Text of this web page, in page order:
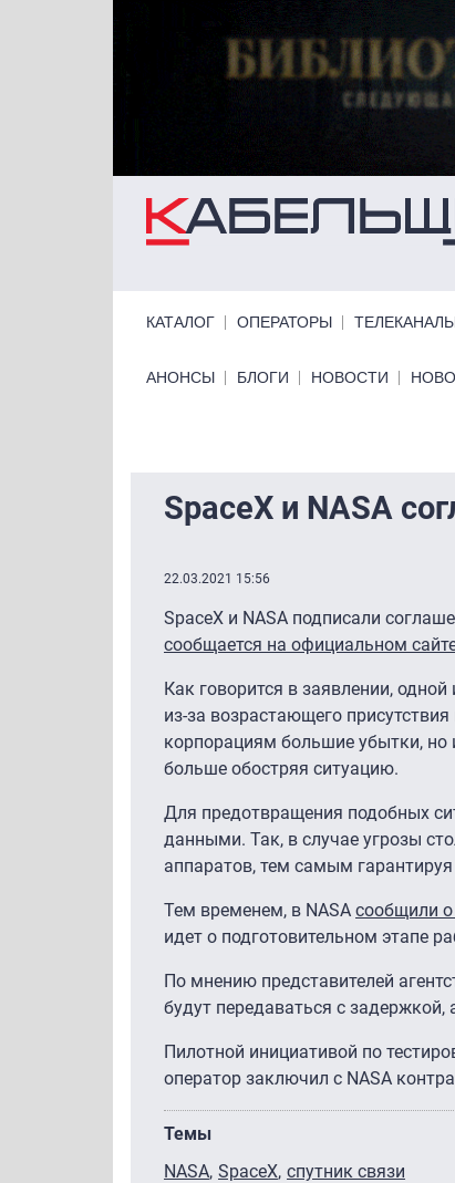
КАТАЛОГ ОПЕРАТОРЫ
Primary links bottom
АНОНСЫ БЛОГИ НОВОСТИ
SpaceX и NASA
22.03.2021 15:56
SpaceX и NASA подписали
сообщается на официальном
Как говорится в заявлении,
из-за возрастающего
корпорациям большие убытки,
больше обостряя ситуацию.
Для предотвращения подобных
данными. Так, в случае угрозы
аппаратов, тем самым
Тем временем, в NASA сообщили
идет о подготовительном этапе
По мнению представителей
будут передаваться с
Пилотной инициативой по
оператор заключил с NASA
Темы
NASA SpaceX спутник связи